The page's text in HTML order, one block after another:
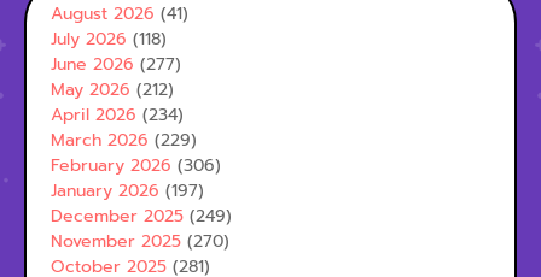
August 2026 (41)
July 2026 (118)
June 2026 (277)
May 2026 (212)
April 2026 (234)
March 2026 (229)
February 2026 (306)
January 2026 (197)
December 2025 (249)
November 2025 (270)
October 2025 (281)